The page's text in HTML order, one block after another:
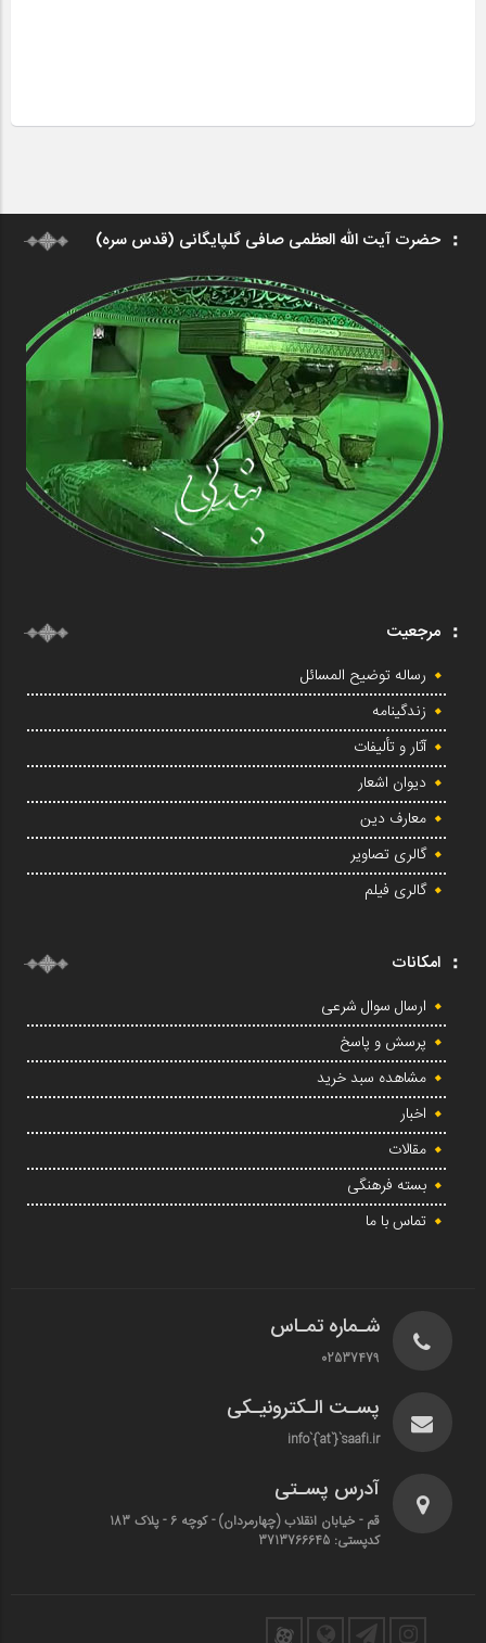
حضرت آیت الله العظمی صافی گلپایگانی (قدس سره)
مرجعیت
رساله توضیح المسائل
زندگینامه
آثار و تألیفات
دیوان اشعار
معارف دین
گالری تصاویر
گالری فیلم
امکانات
ارسال سوال شرعی
پرسش و پاسخ
مشاهده سبد خرید
اخبار
مقالات
بسته فرهنگی
تماس با ما
شـماره تمـاس
02537479
پسـت الـکترونیـکی
info`{`at`}`saafi.ir
آدرس پسـتی
قم - خیابان انقلاب (چهارمردان)‌ - کوچه 6 - پلاک 183
کدپستی: 3713766645